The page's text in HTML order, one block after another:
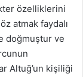
özelliklerini
atmak faydalı
doğmuştur ve
Altuğ’un kişiliği